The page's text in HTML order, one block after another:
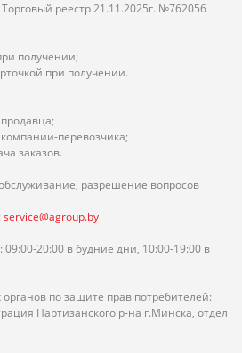
реестр 21.11.2025г. №762056
получении;
при получении.
перевозчика;
заказов.
разрешение вопросов
service@agroup.by
20:00 в будние дни, 10:00-19:00 в
по защите прав потребителей:
Партизанского р-на г.Минска, отдел